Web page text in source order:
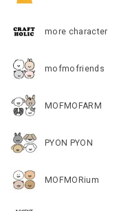
more character
mofmofriends
MOFMOFARM
PYON PYON
MOFMORium